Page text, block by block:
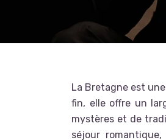
La Bretagne est
fin, elle offre un
mystères et de
séjour